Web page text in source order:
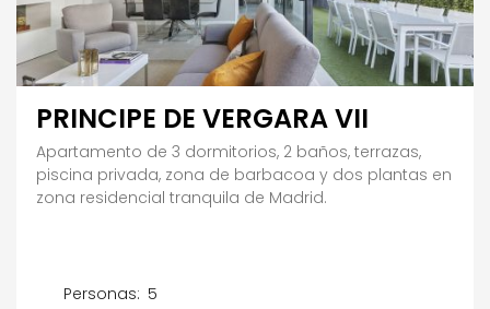
PRINCIPE DE VERGARA VII
Apartamento de 3 dormitorios, 2 baños, terrazas,
piscina privada, zona de barbacoa y dos plantas en
zona residencial tranquila de Madrid.
Personas: 5